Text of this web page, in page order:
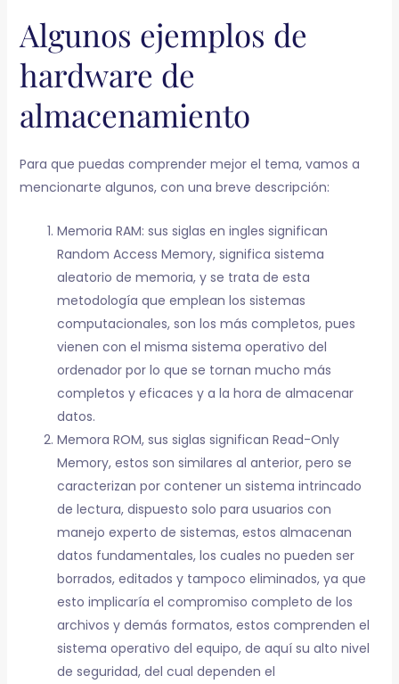
Algunos ejemplos de
hardware de
almacenamiento
Para que puedas comprender mejor el tema, vamos a
mencionarte algunos, con una breve descripción:
Memoria RAM: sus siglas en ingles significan
Random Access Memory, significa sistema
aleatorio de memoria, y se trata de esta
metodología que emplean los sistemas
computacionales, son los más completos, pues
vienen con el misma sistema operativo del
ordenador por lo que se tornan mucho más
completos y eficaces y a la hora de almacenar
datos.
Memora ROM, sus siglas significan Read-Only
Memory, estos son similares al anterior, pero se
caracterizan por contener un sistema intrincado
de lectura, dispuesto solo para usuarios con
manejo experto de sistemas, estos almacenan
datos fundamentales, los cuales no pueden ser
borrados, editados y tampoco eliminados, ya que
esto implicaría el compromiso completo de los
archivos y demás formatos, estos comprenden el
sistema operativo del equipo, de aquí su alto nivel
de seguridad, del cual dependen el